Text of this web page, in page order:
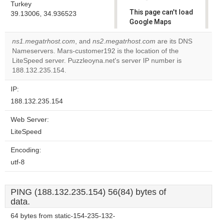
Turkey
39.13006, 34.936523
This page can't load
Google Maps
correctly.
Do you
own this
ns1.megatrhost.com, and ns2.megatrhost.com are its DNS
Nameservers. Mars-customer192 is the location of the
LiteSpeed server. Puzzleoyna.net's server IP number is
188.132.235.154.
IP:
188.132.235.154
Web Server:
LiteSpeed
Encoding:
utf-8
PING (188.132.235.154) 56(84) bytes of
data.
64 bytes from static-154-235-132-